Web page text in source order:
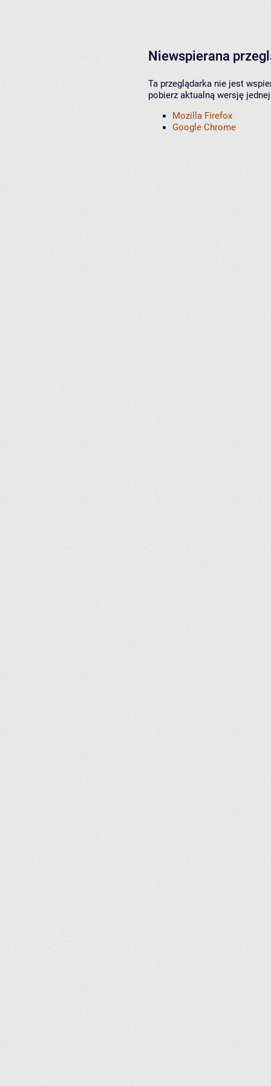
Niewspierana
Ta przeglądarka nie jest
pobierz aktualną wersję
Mozilla Firefox
Google Chrome